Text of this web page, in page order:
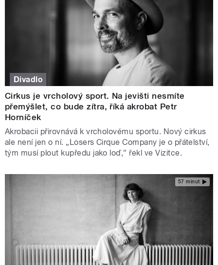
Divadlo
Cirkus je vrcholový sport. Na jevišti nesmíte
přemýšlet, co bude zítra, říká akrobat Petr
Horníček
Akrobacii přirovnává k vrcholovému sportu. Nový cirkus
ale není jen o ní. „Losers Cirque Company je o přátelství,
tým musí plout kupředu jako loď,” řekl ve Vizitce.
57 minut